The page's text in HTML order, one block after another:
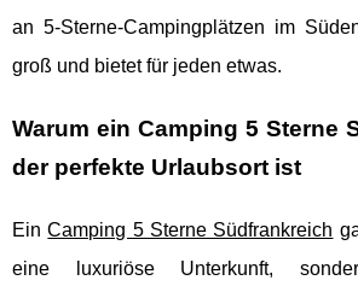
an 5-Sterne-Campingplätzen im
groß und bietet für jeden etwas.
Warum ein Camping 5 Sterne
der perfekte Urlaubsort ist
EinCamping 5 Sterne Südfrankreich
eine luxuriöse Unterkunft,